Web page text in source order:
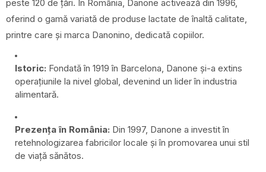
peste 120 de țări. În România, Danone activează din 1996,
oferind o gamă variată de produse lactate de înaltă calitate,
printre care și marca Danonino, dedicată copiilor.
Istoric: Fondată în 1919 în Barcelona, Danone și-a extins
operațiunile la nivel global, devenind un lider în industria
alimentară.
Prezența în România: Din 1997, Danone a investit în
retehnologizarea fabricilor locale și în promovarea unui stil
de viață sănătos.